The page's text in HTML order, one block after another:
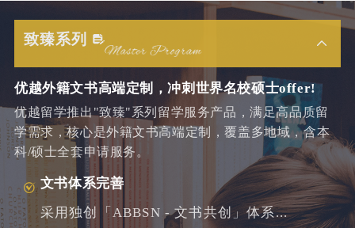
致臻系列
优越外籍文书高端定制，冲刺世界名校硕士offer!
优越留学推出"致臻"系列留学服务产品，满足高品质留
学需求，核心是外籍文书高端定制，覆盖多地域，含本
科/硕士全套申请服务。
文书体系完善
采用独创「ABBSN - 文书共创」体系...